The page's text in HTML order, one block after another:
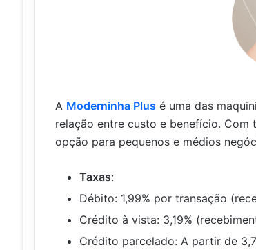
A Moderninha Plus é uma das
relação entre custo e benefício. Com
opção para pequenos e médios
Taxas:
Débito: 1,99% por transação
Crédito à vista: 3,19%
Crédito parcelado: A partir de